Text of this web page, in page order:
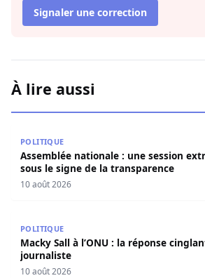
Signaler une correction
À lire aussi
POLITIQUE
Assemblée nationale : une session
sous le signe de la transparence
10 août 2026
POLITIQUE
Macky Sall à l’ONU : la réponse
journaliste
10 août 2026